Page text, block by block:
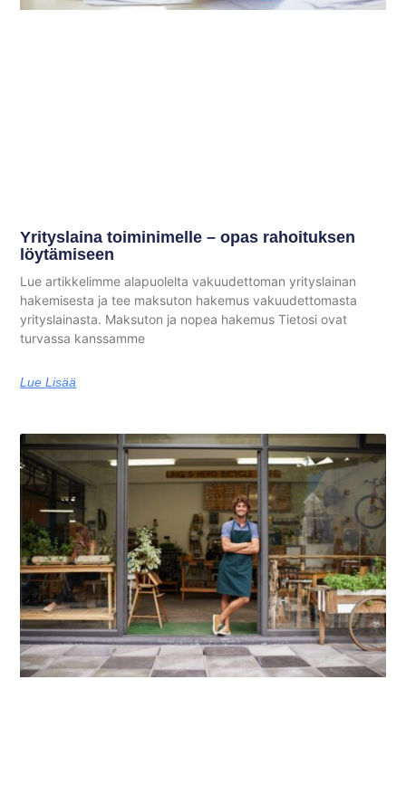
Yrityslaina toiminimelle – opas rahoituksen
löytämiseen
Lue artikkelimme alapuolelta vakuudettoman yrityslainan
hakemisesta ja tee maksuton hakemus vakuudettomasta
yrityslainasta. Maksuton ja nopea hakemus Tietosi ovat
turvassa kanssamme
Lue Lisää